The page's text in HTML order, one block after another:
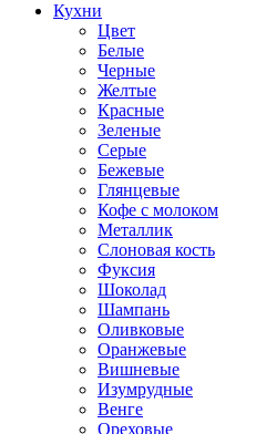
Кухни
Цвет
Белые
Черные
Желтые
Красные
Зеленые
Серые
Бежевые
Глянцевые
Кофе с молоком
Металлик
Слоновая кость
Фуксия
Шоколад
Шампань
Оливковые
Оранжевые
Вишневые
Изумрудные
Венге
Ореховые